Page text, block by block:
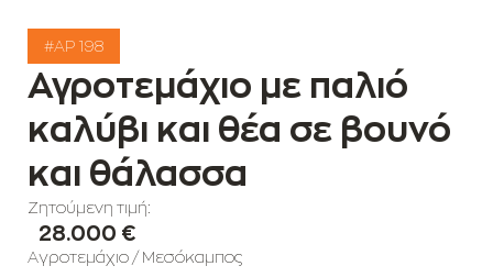
#AP 198
Αγροτεμάχιο με παλιό
καλύβι και θέα σε βουνό
και θάλασσα
Ζητούμενη τιμή:
28.000 €
Αγροτεμάχιο /Μεσόκαμπος